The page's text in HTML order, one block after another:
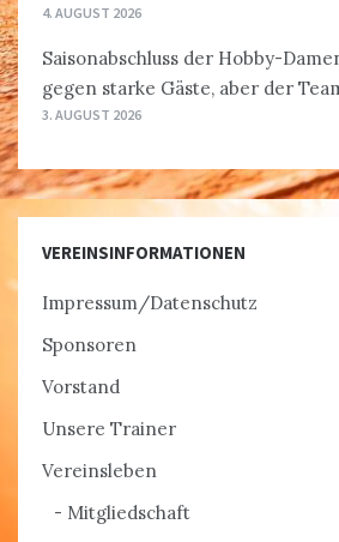
4. AUGUST 2026
Saisonabschluss der Hobby-
gegen starke Gäste, aber der
3. AUGUST 2026
VEREINSINFORMATIONEN
Impressum/Datenschutz
Sponsoren
Vorstand
Unsere Trainer
Vereinsleben
Mitgliedschaft